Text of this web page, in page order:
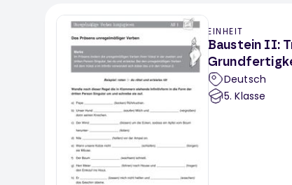
EINHEIT
Baustein II:
Deutsch
5. Klasse